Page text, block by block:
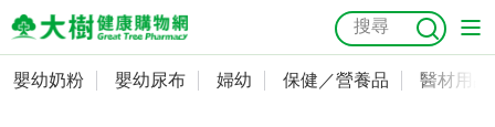
嬰幼奶粉
會員資料及密碼修改
嬰幼奶粉 嬰幼尿布 婦幼 保健／營養品 醫材用品